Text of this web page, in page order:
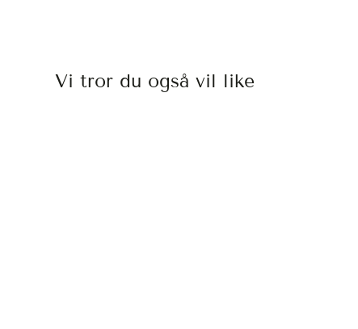
Vi tror du også vil like